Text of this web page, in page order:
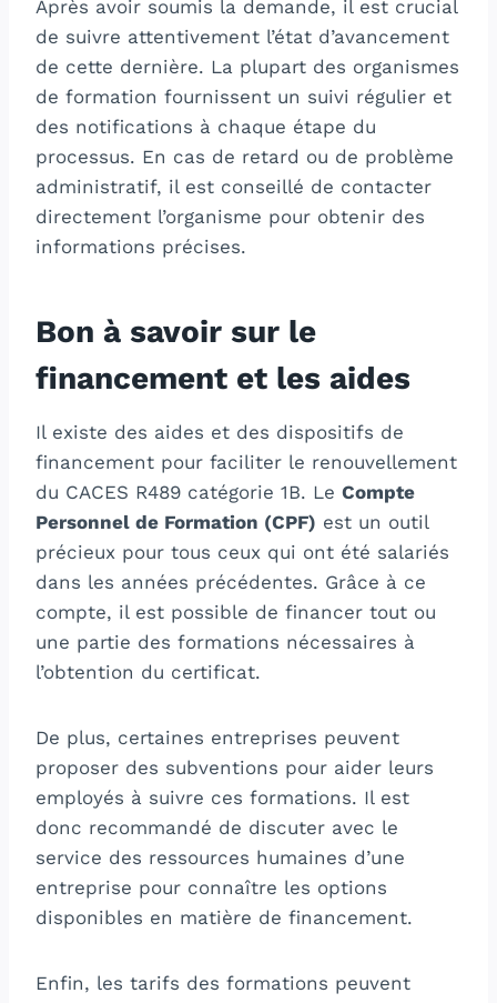
Après avoir soumis la demande, il est crucial
de suivre attentivement l’état d’avancement
de cette dernière. La plupart des organismes
de formation fournissent un suivi régulier et
des notifications à chaque étape du
processus. En cas de retard ou de problème
administratif, il est conseillé de contacter
directement l’organisme pour obtenir des
informations précises.
Bon à savoir sur le
financement et les aides
Il existe des aides et des dispositifs de
financement pour faciliter le renouvellement
du CACES R489 catégorie 1B. Le Compte
Personnel de Formation (CPF) est un outil
précieux pour tous ceux qui ont été salariés
dans les années précédentes. Grâce à ce
compte, il est possible de financer tout ou
une partie des formations nécessaires à
l’obtention du certificat.
De plus, certaines entreprises peuvent
proposer des subventions pour aider leurs
employés à suivre ces formations. Il est
donc recommandé de discuter avec le
service des ressources humaines d’une
entreprise pour connaître les options
disponibles en matière de financement.
Enfin, les tarifs des formations peuvent